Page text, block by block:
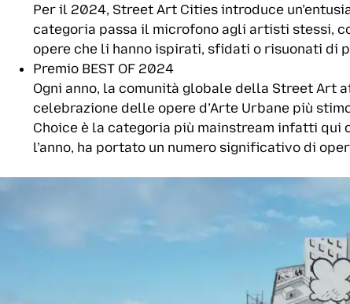
Per il 2024, Street Art Cities introduce
categoria passa il microfono agli artisti stessi,
opere che li hanno ispirati, sfidati o risuonati di
Premio BEST OF 2024
Ogni anno, la comunità globale della Street Art
celebrazione delle opere d’Arte Urbane più
Choice è la categoria più mainstream infatti
l’anno, ha portato un numero significativo di